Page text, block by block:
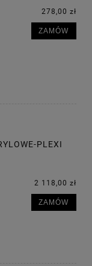
278,00 zł
ZAMÓW
PLEXI
2 118,00 zł
ZAMÓW